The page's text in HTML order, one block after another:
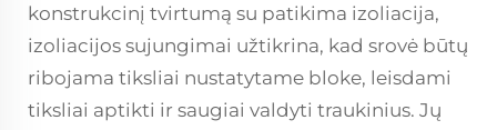
konstrukcinį tvirtumą su patikima izoliacija,
izoliacijos sujungimai užtikrina, kad srovė būtų
ribojama tiksliai nustatytame bloke, leisdami
tiksliai aptikti ir saugiai valdyti traukinius. Jų